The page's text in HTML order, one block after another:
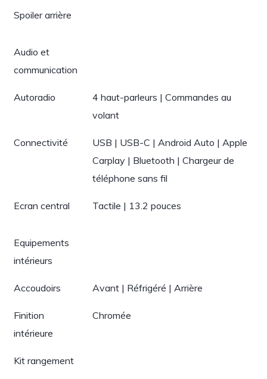
Spoiler arrière
Audio et
communication
Autoradio
4 haut-parleurs | Commandes au
volant
Connectivité
USB | USB-C | Android Auto | Apple
Carplay | Bluetooth | Chargeur de
téléphone sans fil
Ecran central Tactile | 13.2 pouces
Equipements
intérieurs
Accoudoirs Avant | Réfrigéré | Arrière
Finition
intérieure
Chromée
Kit rangement